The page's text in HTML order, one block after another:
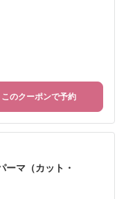
このクーポンで予約
ーマ（カット・